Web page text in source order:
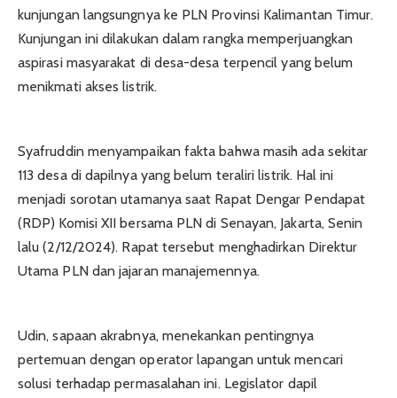
kunjungan langsungnya ke PLN Provinsi Kalimantan Timur.
Kunjungan ini dilakukan dalam rangka memperjuangkan
aspirasi masyarakat di desa-desa terpencil yang belum
menikmati akses listrik.
Syafruddin menyampaikan fakta bahwa masih ada sekitar
113 desa di dapilnya yang belum teraliri listrik. Hal ini
menjadi sorotan utamanya saat Rapat Dengar Pendapat
(RDP) Komisi XII bersama PLN di Senayan, Jakarta, Senin
lalu (2/12/2024). Rapat tersebut menghadirkan Direktur
Utama PLN dan jajaran manajemennya.
Udin, sapaan akrabnya, menekankan pentingnya
pertemuan dengan operator lapangan untuk mencari
solusi terhadap permasalahan ini. Legislator dapil